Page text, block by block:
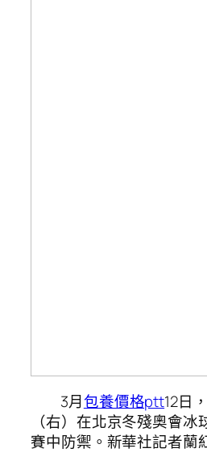
3月包養價格ptt12日
（右）在北京冬殘奧會冰
賽中防禦。新華社記者蘭